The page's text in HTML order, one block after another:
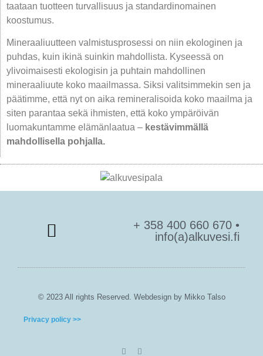
taataan tuotteen turvallisuus ja standardinomainen
koostumus.
Mineraaliuutteen valmistusprosessi on niin ekologinen ja
puhdas, kuin ikinä suinkin mahdollista. Kyseessä on
ylivoimaisesti ekologisin ja puhtain mahdollinen
mineraaliuute koko maailmassa. Siksi valitsimmekin sen ja
päätimme, että nyt on aika remineralisoida koko maailma ja
siten parantaa sekä ihmisten, että koko ympäröivän
luomakuntamme elämänlaatua – kestävimmällä
mahdollisella pohjalla.
+ 358 400 660 670 •
info(a)alkuvesi.fi
© 2023 All rights Reserved. Webdesign by Mikko Talso
Privacy policy >>